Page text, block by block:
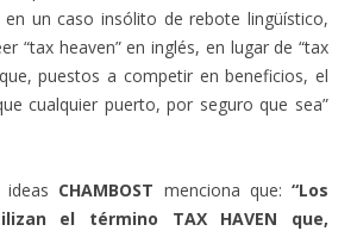
un caso insólito de rebote lingüístico,
“tax heaven” en inglés, en lugar de “tax
puestos a competir en beneficios, el
cualquier puerto, por seguro que sea”
CHAMBOST menciona que: “Los
el término TAX HAVEN que,